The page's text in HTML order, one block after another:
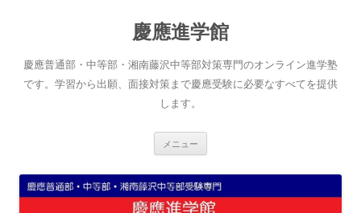
へ
ス
キ
慶應進学館
慶應普通部・中等部・湘南藤沢中等部対策専門のオンライン進学塾
です。学習から出願、面接対策まで慶應受験に必要なすべてを提供
します。
メニュー